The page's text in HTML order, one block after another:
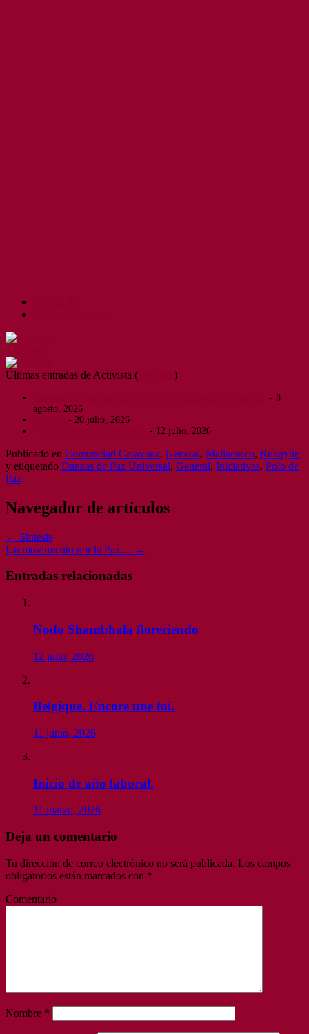
Últimas entradas de Activista ( )
- 8
agosto, 2026
- 20 julio, 2026
- 12 julio, 2026
Publicado en Comunidad Caravana, General, Mallarauco, Rukayün
y etiquetado Danzas de Paz Universal, General, Iniciativas, Polo de
Paz.
Navegador de artículos
← Síntesis
Un movimiento por la Paz… →
Entradas relacionadas
Nodo Shambhala floreciendo
12 julio, 2026
Belgique. Encore une foi.
11 junio, 2026
Inicio de año laboral.
11 marzo, 2026
Deja un comentario
Tu dirección de correo electrónico no será publicada. Los campos
obligatorios están marcados con *
Comentario
Nombre *